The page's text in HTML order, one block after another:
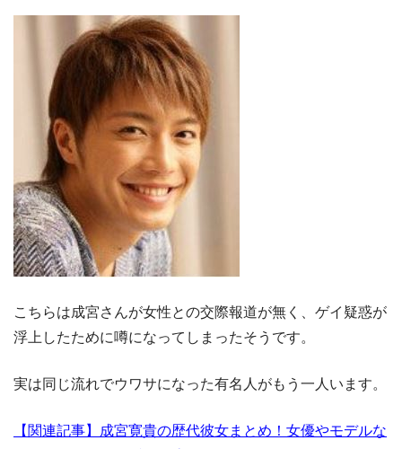
こちらは成宮さんが女性との交際報道が無く、ゲイ疑惑が
浮上したために噂になってしまったそうです。
実は同じ流れでウワサになった有名人がもう一人います。
【関連記事】成宮寛貴の歴代彼女まとめ！女優やモデルな